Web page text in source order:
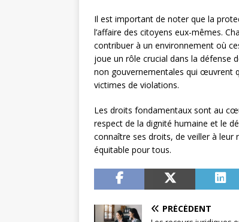
Il est important de noter que la
l’affaire des citoyens eux-mêmes.
contribuer à un environnement où
joue un rôle crucial dans la défense
non gouvernementales qui œuvrent
victimes de violations.
Les droits fondamentaux sont au
respect de la dignité humaine et le
connaître ses droits, de veiller à leur
équitable pour tous.
PRÉCÉDENT